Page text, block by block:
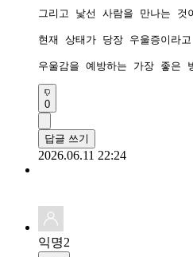
그리고 낯선 사람을 만나는
현재 상태가 당장 우울증이라
우울감을 예방하는 가장 좋
0
답글 쓰기
2026.06.11 22:24
익명2